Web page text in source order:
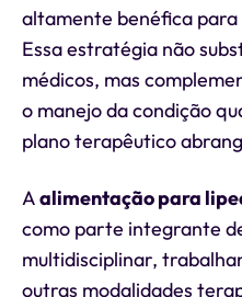
altamente benéfica
Essa estratégia não
médicos, mas
o manejo da condição
plano terapêutico
Aalimentação para
como parte integrante
multidisciplinar,
outras modalidades